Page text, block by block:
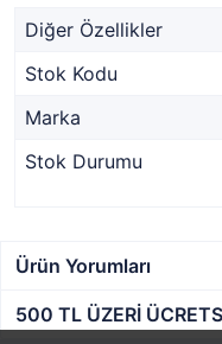
Diğer Özellikler
Stok Kodu
Marka
Stok Durumu
Ürün Yorumları
500 TL ÜZERİ